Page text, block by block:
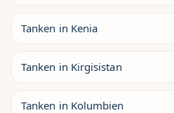
Tanken in Kenia
Tanken in Kirgisistan
Tanken in Kolumbien